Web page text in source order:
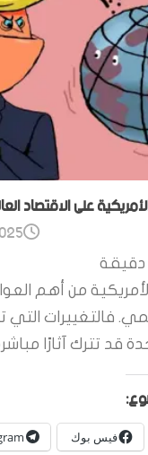
على الاقتصاد
دقيقة
من أهم
فالتغييرات
قد تترك آثارًا
فيس بوك